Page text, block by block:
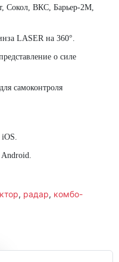
Сокол, ВКС, Барьер-2М,
LASER на 360°.
о силе
самоконтроля
, радар, комбо-